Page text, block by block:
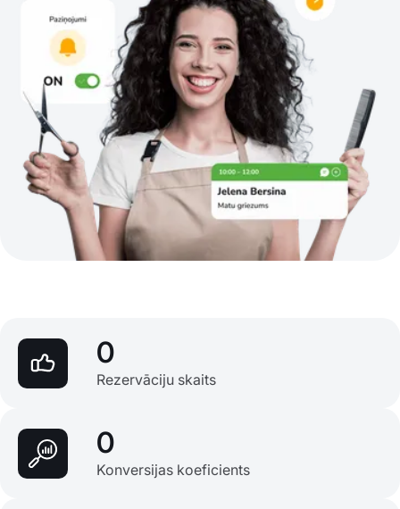
0
Rezervāciju skaits
0
Konversijas koeficients